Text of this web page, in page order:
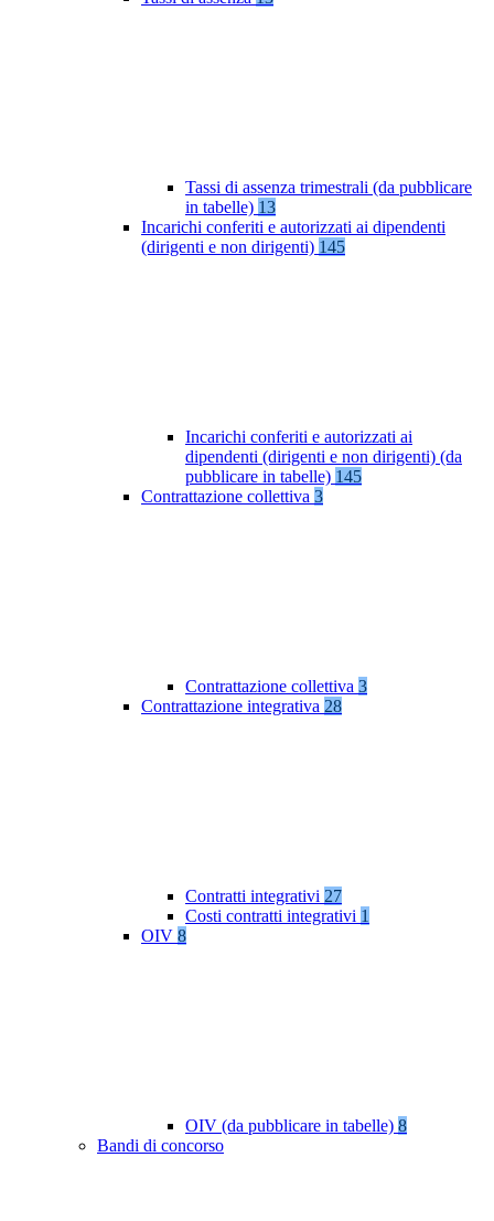
Tassi di assenza trimestrali (da pubblicare
in tabelle) 13
Incarichi conferiti e autorizzati ai dipendenti
(dirigenti e non dirigenti) 145
Incarichi conferiti e autorizzati ai
dipendenti (dirigenti e non dirigenti) (da
pubblicare in tabelle) 145
Contrattazione collettiva 3
Contrattazione collettiva 3
Contrattazione integrativa 28
Contratti integrativi 27
Costi contratti integrativi 1
OIV 8
OIV (da pubblicare in tabelle) 8
Bandi di concorso